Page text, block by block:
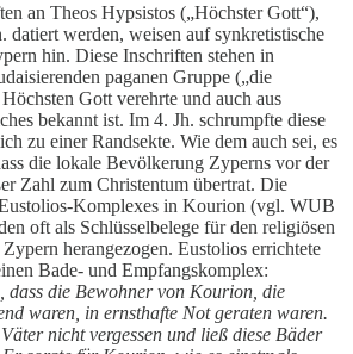
an Theos Hypsistos („Höchster Gott“),
datiert werden, weisen auf synkretistische
hin. Diese Inschriften stehen in
paganen Gruppe („die
Gott verehrte und auch aus
bekannt ist. Im 4. Jh. schrumpfte diese
zu einer Randsekte. Wie dem auch sei, es
die lokale Bevölkerung Zyperns vor der
Zahl zum Christentum übertrat. Die
Komplexes in Kourion (vgl. WUB
oft als Schlüsselbelege für den religiösen
herangezogen. Eustolios errichtete
Bade- und Empfangskomplex:
dass die Bewohner von Kourion, die
waren, in ernsthafte Not geraten waren.
nicht vergessen und ließ diese Bäder